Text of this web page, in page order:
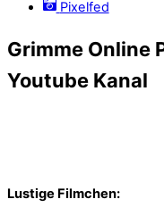
Pixelfed
Grimme Online
Youtube Kanal
Lustige Filmchen: